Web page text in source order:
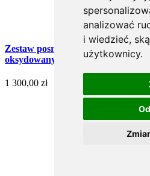
analizować
i wiedzieć,
użytkownicy.
Zestaw posrebrzanych sztućców
oksydowany - 2 szt. (Wschodni)
1 300,00 zł